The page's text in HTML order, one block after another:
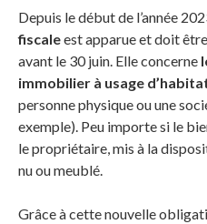
Depuis le début de l’année
fiscaleest apparue et doit
avant le 30 juin. Elle concerne
immobilier à usage
personne physique ou une
exemple). Peu importe si le
le propriétaire, mis à la
nu ou meublé.
Grâce à cette nouvelle